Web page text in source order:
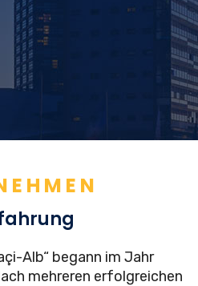
Alb“ begann im Jahr
mehreren erfolgreichen